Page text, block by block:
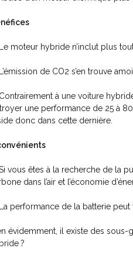
moteur hybride n’inclut plus
de CO2 s’en trouve
à une voiture
une performance de 25 à
donc dans cette dernière.
vous êtes à la recherche de la
dans l’air et l’économie
performance de la batterie peut
évidemment, il existe des sous-
?